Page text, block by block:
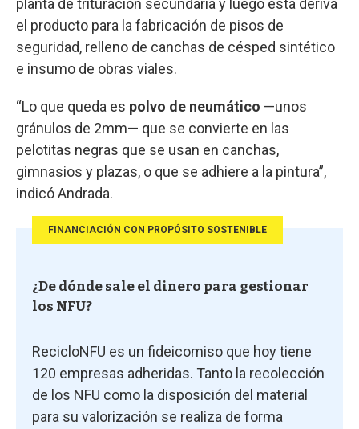
planta de trituración secundaria y luego esta deriva
el producto para la fabricación de pisos de
seguridad, relleno de canchas de césped sintético
e insumo de obras viales.
“Lo que queda es polvo de neumático —unos
gránulos de 2mm— que se convierte en las
pelotitas negras que se usan en canchas,
gimnasios y plazas, o que se adhiere a la pintura”,
indicó Andrada.
FINANCIACIÓN CON PROPÓSITO SOSTENIBLE
¿De dónde sale el dinero para gestionar
los NFU?
RecicloNFU es un fideicomiso que hoy tiene
120 empresas adheridas. Tanto la recolección
de los NFU como la disposición del material
para su valorización se realiza de forma